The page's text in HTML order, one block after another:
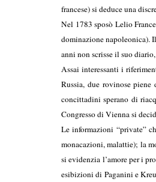
francese) si deduce una
Nel 1783 sposò Lelio
dominazione napoleonica).
anni non scrisse il suo
Assai interessanti i
Russia, due rovinose
concittadini sperano di
Congresso di Vienna si
Le informazioni “private”
monacazioni, malattie); la
si evidenzia l’amore per i
esibizioni di Paganini e